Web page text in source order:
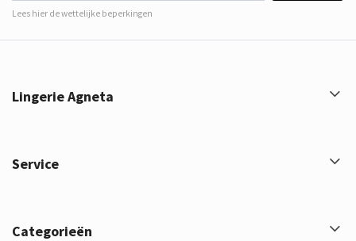
Lees hier de wettelijke beperkingen
Lingerie Agneta
Service
Categorieën